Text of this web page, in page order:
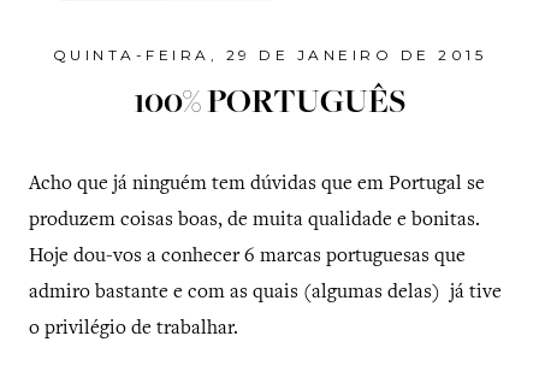
QUINTA-FEIRA, 29 DE JANEIRO DE 2015
100% PORTUGUÊS
Acho que já ninguém tem dúvidas que em Portugal se
produzem coisas boas, de muita qualidade e bonitas.
Hoje dou-vos a conhecer 6 marcas portuguesas que
admiro bastante e com as quais (algumas delas) já tive
o privilégio de trabalhar.